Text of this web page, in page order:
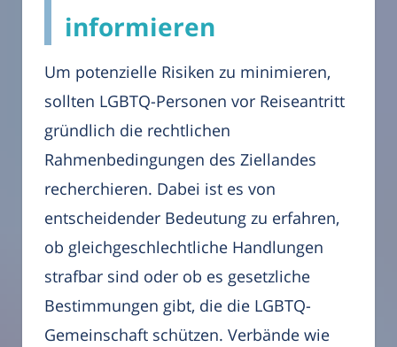
informieren
Um potenzielle Risiken zu minimieren,
sollten LGBTQ-Personen vor Reiseantritt
gründlich die rechtlichen
Rahmenbedingungen des Ziellandes
recherchieren. Dabei ist es von
entscheidender Bedeutung zu erfahren,
ob gleichgeschlechtliche Handlungen
strafbar sind oder ob es gesetzliche
Bestimmungen gibt, die die LGBTQ-
Gemeinschaft schützen. Verbände wie